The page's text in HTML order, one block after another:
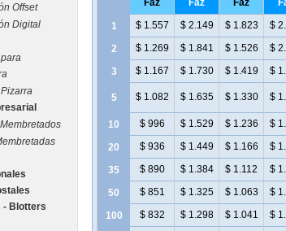
Offset
Digital
- Blotters
Faz
Faz
Faz
1 $ 1.557 $ 2.149 $ 1.823 $
2 $ 1.269 $ 1.841 $ 1.526 $
3 $ 1.167 $ 1.730 $ 1.419 $
5 $ 1.082 $ 1.635 $ 1.330 $
10 $ 996 $ 1.529 $ 1.236 $
20 $ 936 $ 1.449 $ 1.166 $
35 $ 890 $ 1.384 $ 1.112 $
50 $ 851 $ 1.325 $ 1.063 $
100 $ 832 $ 1.298 $ 1.041 $